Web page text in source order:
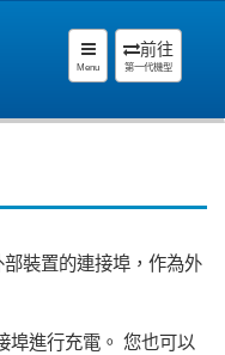
前往
第一代機型
Menu
裝置的連接埠，作為外
埠進行充電。 您也可以